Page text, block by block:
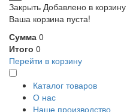
Закрыть Добавлено в корзину
Ваша корзина пуста!
Сумма 0
Итого 0
Перейти в корзину
Каталог товаров
О нас
Наше производство